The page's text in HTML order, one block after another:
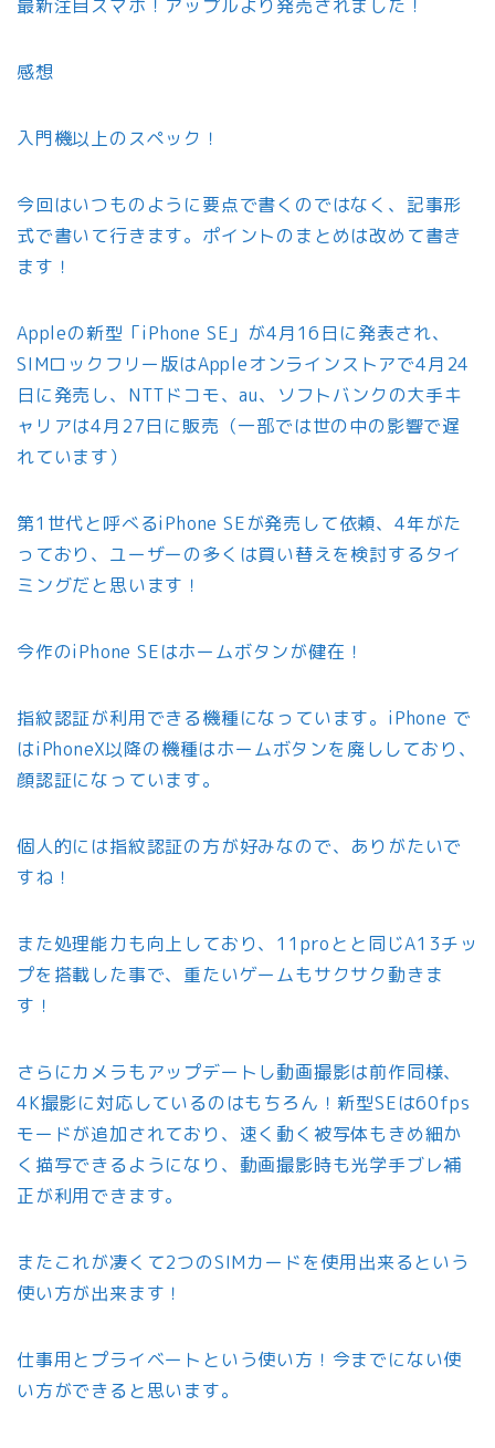
最新注目スマホ！アップルより発売されました！
感想
入門機以上のスペック！
今回はいつものように要点で書くのではなく、記事形
式で書いて行きます。ポイントのまとめは改めて書き
ます！
Appleの新型「iPhone SE」が4月16日に発表され、
SIMロックフリー版はAppleオンラインストアで4月24
日に発売し、NTTドコモ、au、ソフトバンクの大手キ
ャリアは4月27日に販売（一部では世の中の影響で遅
れています）
第1世代と呼べるiPhone SEが発売して依頼、4年がた
っており、ユーザーの多くは買い替えを検討するタイ
ミングだと思います！
今作のiPhone SEはホームボタンが健在！
指紋認証が利用できる機種になっています。iPhone で
はiPhoneX以降の機種はホームボタンを廃ししており、
顔認証になっています。
個人的には指紋認証の方が好みなので、ありがたいで
すね！
また処理能力も向上しており、11proとと同じA13チッ
プを搭載した事で、重たいゲームもサクサク動きま
す！
さらにカメラもアップデートし動画撮影は前作同様、
4K撮影に対応しているのはもちろん！新型SEは60fps
モードが追加されており、速く動く被写体もきめ細か
く描写できるようになり、動画撮影時も光学手ブレ補
正が利用できます。
またこれが凄くて2つのSIMカードを使用出来るという
使い方が出来ます！
仕事用とプライベートという使い方！今までにない使
い方ができると思います。